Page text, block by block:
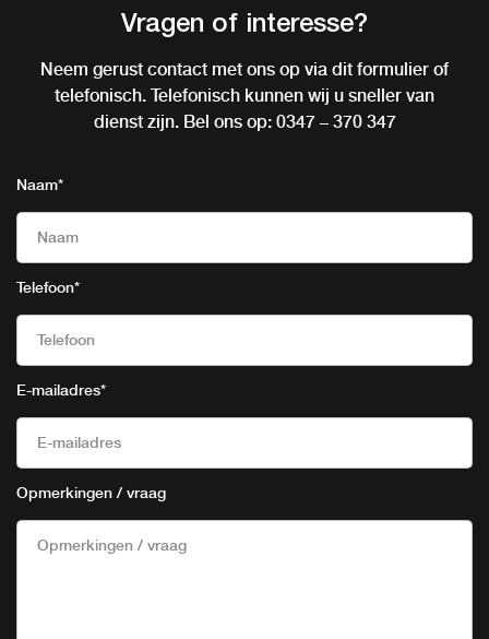
Vragen of interesse?
Neem gerust contact met ons op via dit formulier of
telefonisch. Telefonisch kunnen wij u sneller van
dienst zijn. Bel ons op: 0347 – 370 347
Naam*
Telefoon*
E-mailadres*
Opmerkingen / vraag